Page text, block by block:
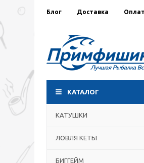
Блог Доставка
КАТАЛОГ
КАТУШКИ
ЛОВЛЯ КЕТЫ
БИГГЕЙМ